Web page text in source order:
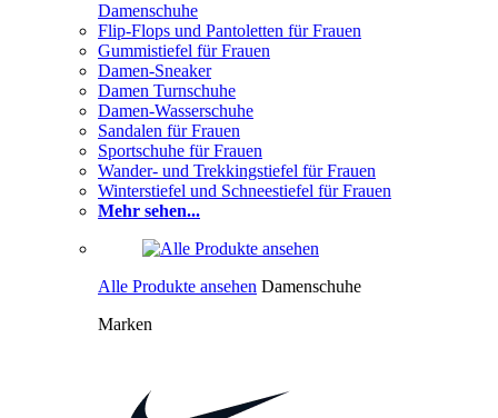
Damenschuhe
Flip-Flops und Pantoletten für Frauen
Gummistiefel für Frauen
Damen-Sneaker
Damen Turnschuhe
Damen-Wasserschuhe
Sandalen für Frauen
Sportschuhe für Frauen
Wander- und Trekkingstiefel für Frauen
Winterstiefel und Schneestiefel für Frauen
Mehr sehen...
Alle Produkte ansehen Damenschuhe
Marken